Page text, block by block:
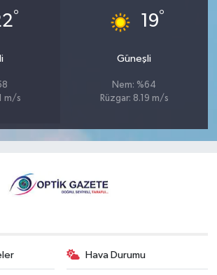
°
m/s
19°
Güneşli
Nem: %64
Rüzgar: 8.19 m/s
Hava Durumu